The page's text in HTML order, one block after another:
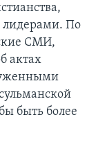
По
СМИ,
актах
быть более